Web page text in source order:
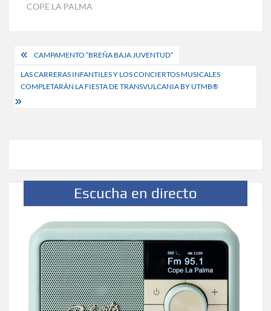
COPE LA PALMA
Navegación
de
entradas
CAMPAMENTO “BREÑA BAJA JUVENTUD”
LAS CARRERAS INFANTILES Y LOS CONCIERTOS MUSICALES
COMPLETARÁN LA FIESTA DE TRANSVULCANIA BY UTMB®
Escucha en directo